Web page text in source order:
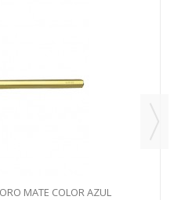
MATE COLOR AZUL